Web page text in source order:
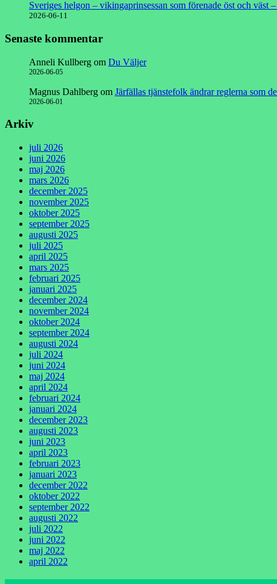
Sveriges helgon – vikingaprinsessan som förenade öst och väst
2026-06-11
Senaste kommentar
Anneli Kullberg om Du Väljer
2026-06-05
Magnus Dahlberg om Järfällas tjänstefolk ändrar reglerna som
2026-06-01
Arkiv
juli 2026
juni 2026
maj 2026
mars 2026
december 2025
november 2025
oktober 2025
september 2025
augusti 2025
juli 2025
april 2025
mars 2025
februari 2025
januari 2025
december 2024
november 2024
oktober 2024
september 2024
augusti 2024
juli 2024
juni 2024
maj 2024
april 2024
februari 2024
januari 2024
december 2023
augusti 2023
juni 2023
april 2023
februari 2023
januari 2023
december 2022
oktober 2022
september 2022
augusti 2022
juli 2022
juni 2022
maj 2022
april 2022